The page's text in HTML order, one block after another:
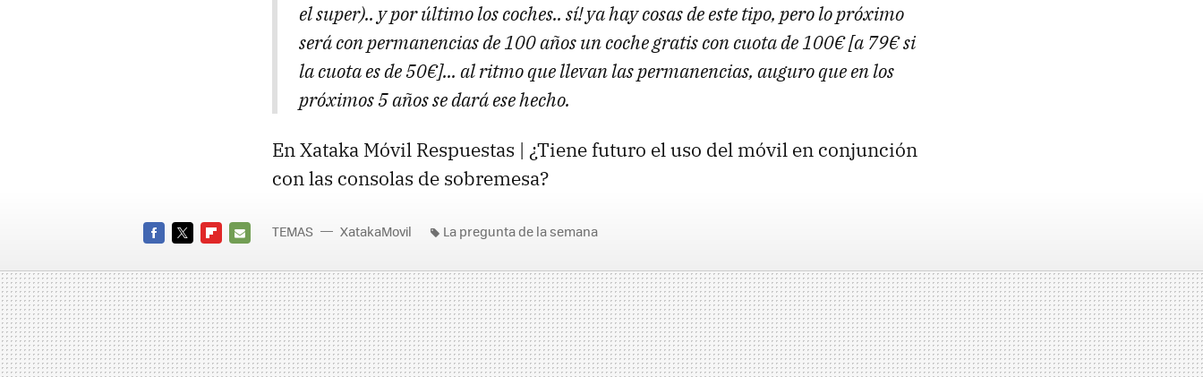
el super).. y por último los coches.. sí! ya hay cosas de este tipo, pero lo próximo
será con permanencias de 100 años un coche gratis con cuota de 100€ [a 79€ si
la cuota es de 50€]... al ritmo que llevan las permanencias, auguro que en los
próximos 5 años se dará ese hecho.
En Xataka Móvil Respuestas | ¿Tiene futuro el uso del móvil en conjunción
con las consolas de sobremesa?
MAIL
TEMAS XatakaMovil La pregunta de la semana